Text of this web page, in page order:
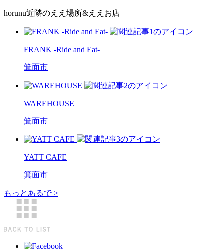
horunu近隣のええ場所&ええお店
FRANK -Ride and Eat-
箕面市
WAREHOUSE
箕面市
YATT CAFE
箕面市
もっとあるで >